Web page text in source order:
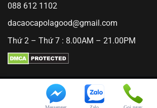
088 612 1102
dacaocapolagood@gmail.com
Thứ 2 – Thứ 7 : 8.00AM – 21.00PM
© 2018 Olagood. All Rights